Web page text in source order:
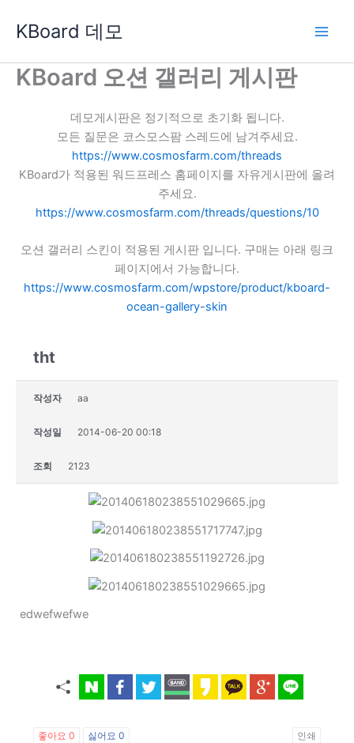
로
KBoard 데모
KBoard 오션 갤러리 게시판
데모게시판은 정기적으로 초기화 됩니다.
모든 질문은 코스모스팜 스레드에 남겨주세요.
https://www.cosmosfarm.com/threads
KBoard가 적용된 워드프레스 홈페이지를 자유게시판에 올려
주세요.
https://www.cosmosfarm.com/threads/questions/10
오션 갤러리 스킨이 적용된 게시판 입니다. 구매는 아래 링크
페이지에서 가능합니다.
https://www.cosmosfarm.com/wpstore/product/kboard-
ocean-gallery-skin
tht
작성자 aa
작성일 2014-06-20 00:18
조회 2123
edwefwefwe
좋아요 0 싫어요 0 인쇄